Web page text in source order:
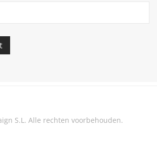
S.L. Alle rechten voorbehouden.